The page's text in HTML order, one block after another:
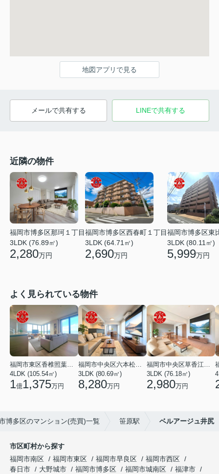
地図アプリで見る
メールで共有する LINEで共有する
近隣の物件
福岡市博多区那珂１丁目
3LDK (76.89㎡)
2,280万円
福岡市博多区西春町１丁目
3LDK (64.71㎡)
2,690万円
福岡市博多区東
3LDK (80.11㎡)
5,999万円
よく見られている物件
福岡市東区香椎照葉６丁目
4LDK (105.54㎡)
1億1,375万円
福岡市中央区六本松３丁目
3LDK (80.69㎡)
8,280万円
福岡市中央区草香江２丁目
3LDK (76.18㎡)
2,980万円
博多区のマンション(売買)一覧 笹原駅 ベルアージュ井尻
市区町村から探す
福岡市南区
福岡市東区 福岡市早良区
福岡市西区
春日市
大野城市 福岡市博多区 福岡市城南区
福津市